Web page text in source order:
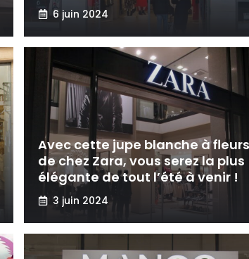
6 juin 2024
Avec cette jupe blanche à fleurs
de chez Zara, vous serez la plus
élégante de tout l’été à venir !
3 juin 2024